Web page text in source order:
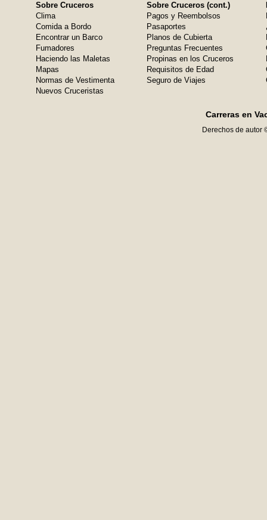
Sobre Cruceros
Clima
Comida a Bordo
Encontrar un Barco
Fumadores
Haciendo las Maletas
Mapas
Normas de Vestimenta
Nuevos Cruceristas
Sobre Cruceros (cont.)
Pagos y Reembolsos
Pasaportes
Planos de Cubierta
Preguntas Frecuentes
Propinas en los Cruceros
Requisitos de Edad
Seguro de Viajes
Carreras en
Derechos de autor